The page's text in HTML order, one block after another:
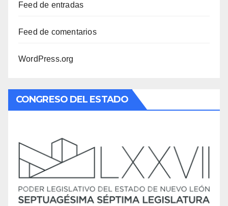
Feed de entradas
Feed de comentarios
WordPress.org
CONGRESO DEL ESTADO